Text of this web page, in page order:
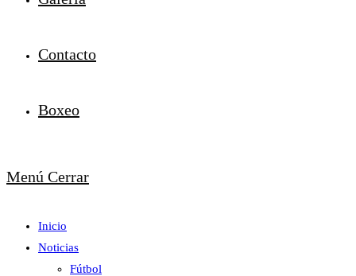
Contacto
Boxeo
Menú Cerrar
Inicio
Noticias
Fútbol